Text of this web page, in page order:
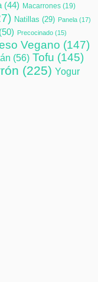
(44) Macarrones (19)
Natillas (29) Panela (17)
(50) Precocinado (15)
Vegano (147)
(56) Tofu (145)
(225) Yogur